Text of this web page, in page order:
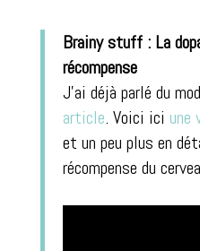
Brainy stuff : La
récompense
J’ai déjà parlé du
article. Voici ici une
et un peu plus en
récompense du